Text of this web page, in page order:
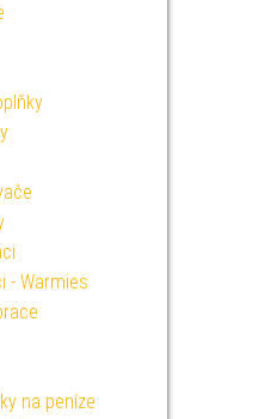
- Warmies
na peníze